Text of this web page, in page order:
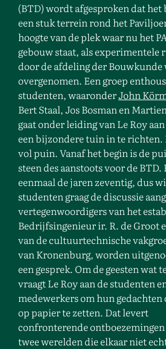
(BTD) wordt afgesproken dat het
een stuk terrein rond het
hoogte van de plek waar nu het
gebouw staat, als experimentele
door de afdeling der
overgenomen. Een groep
studenten, waaronderJohn
Bert Staal, Jos Bosman en
gaat onder leiding van Le Roy
een bijzondere tuin in te richten.
vol puin. Vanaf het begin is de
steen des aanstoots voor de
eenmaal de jaren zeventig, dus
studenten graag de discussie
vertegenwoordigers van het
Bedrijfsingenieur ir. R. de Groot
van de cultuurtechnische
van Kronenburg, worden
een gesprek. Om de geesten wat
vraagt Le Roy aan de studenten
medewerkers om hun
op papier te zetten. Dat levert
confronterende
twee werelden die elkaar niet